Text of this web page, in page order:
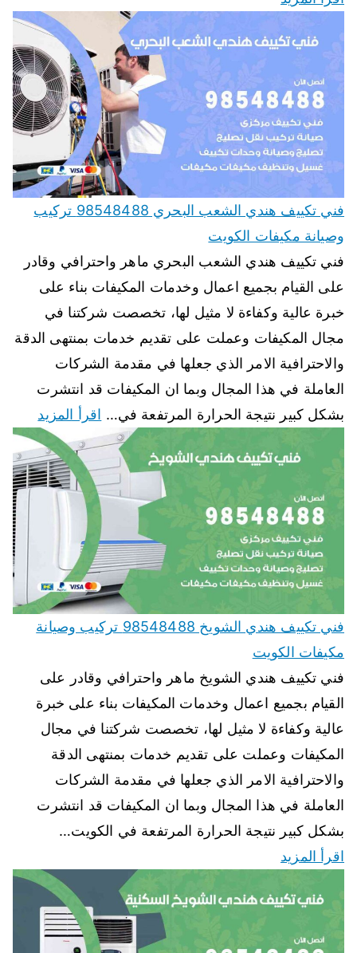
فني تكييف هندي الشعب البحري 98548488 تركيب
وصيانة مكيفات الكويت
فني تكييف هندي الشعب البحري ماهر واحترافي وقادر
على القيام بجميع اعمال وخدمات المكيفات بناء على
خبرة عالية وكفاءة لا مثيل لها، تخصصت شركتنا في
مجال المكيفات وعملت على تقديم خدمات بمنتهى الدقة
والاحترافية الامر الذي جعلها في مقدمة الشركات
العاملة في هذا المجال وبما ان المكيفات قد انتشرت
بشكل كبير نتيجة الحرارة المرتفعة في… اقرأ المزيد
فني تكييف هندي الشويخ 98548488 تركيب وصيانة
مكيفات الكويت
فني تكييف هندي الشويخ ماهر واحترافي وقادر على
القيام بجميع اعمال وخدمات المكيفات بناء على خبرة
عالية وكفاءة لا مثيل لها، تخصصت شركتنا في مجال
المكيفات وعملت على تقديم خدمات بمنتهى الدقة
والاحترافية الامر الذي جعلها في مقدمة الشركات
العاملة في هذا المجال وبما ان المكيفات قد انتشرت
بشكل كبير نتيجة الحرارة المرتفعة في الكويت…
اقرأ المزيد